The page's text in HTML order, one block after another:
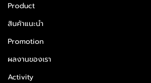
Product
สินค้าแนะนำ
Promotion
ผลงานของเรา
Activity